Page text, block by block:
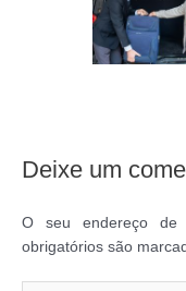
Deixe um
O seu endereço de
obrigatórios são